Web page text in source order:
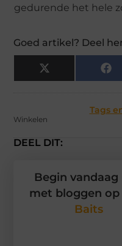
gedurende het hele
Goed artikel? Deel
X
(Twitter)
Tags
Winkelen
DEEL DIT:
Begin vandaag
met bloggen op
Baits